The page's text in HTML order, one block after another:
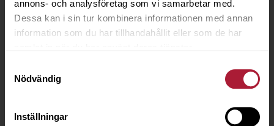
annons- och analysföretag som vi samarbetar med.
Dessa kan i sin tur kombinera informationen med annan
information som du har tillhandahållit eller som de har
Nödvändig
Inställningar